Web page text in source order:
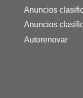
Anuncios
Anuncios
Autorenovar